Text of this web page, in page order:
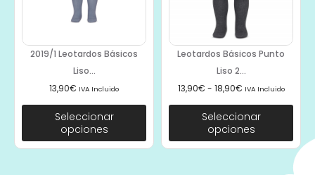
2019/1 Leotardos Básicos
Liso...
13,90€ IVA Incluido
Seleccionar
opciones
Leotardos Básicos Punto
Liso 2...
13,90€ - 18,90€ IVA Incluido
Seleccionar
opciones